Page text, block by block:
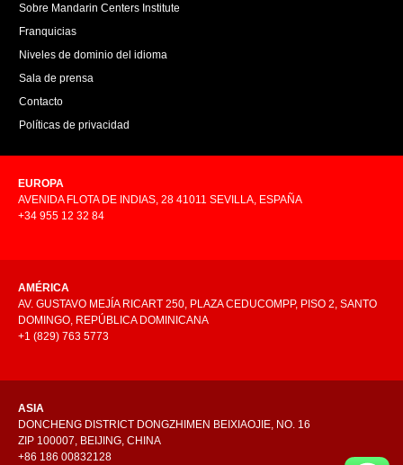
Sobre Mandarin Centers Institute
Franquicias
Niveles de dominio del idioma
Sala de prensa
Contacto
Políticas de privacidad
EUROPA
AVENIDA FLOTA DE INDIAS, 28 41011 SEVILLA, ESPAÑA
+34 955 12 32 84
AMÉRICA
AV. GUSTAVO MEJÍA RICART 250, PLAZA CEDUCOMPP, PISO 2, SANTO
DOMINGO, REPÚBLICA DOMINICANA
+1 (829) 763 5773
ASIA
DONCHENG DISTRICT DONGZHIMEN BEIXIAOJIE, NO. 16
ZIP 100007, BEIJING, CHINA
+86 186 00832128